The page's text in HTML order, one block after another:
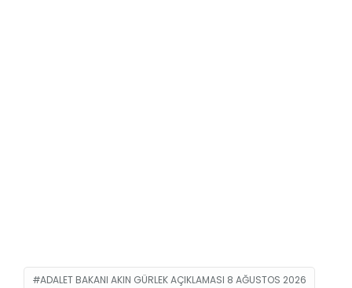
ADALET BAKANI AKIN GÜRLEK AÇIKLAMASI 8 AĞUSTOS 2026